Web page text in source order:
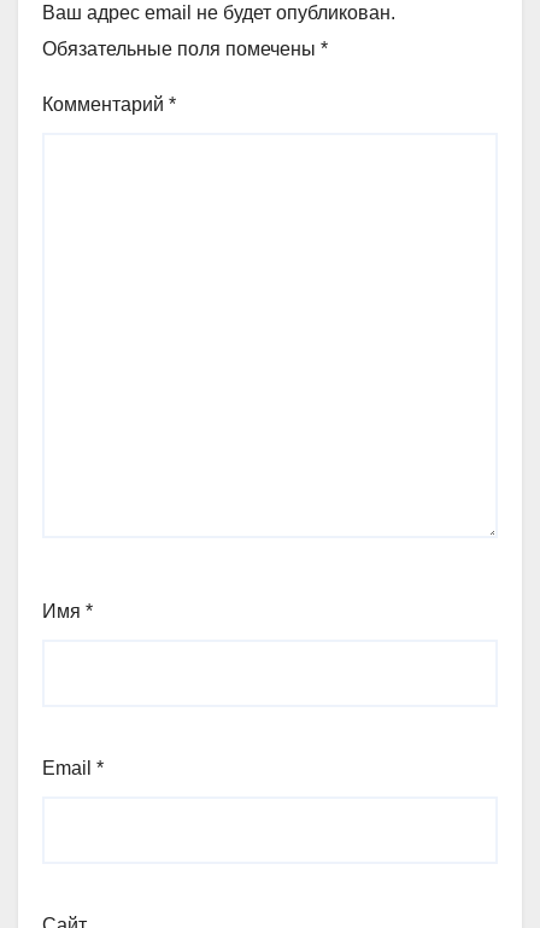
Ваш адрес email не будет опубликован.
Обязательные поля помечены *
Комментарий *
Имя *
Email *